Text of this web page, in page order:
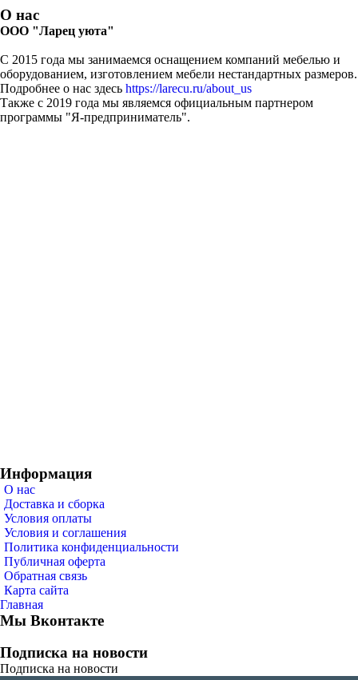
О нас
ООО "Ларец уюта"
С 2015 года мы занимаемся оснащением компаний мебелью и
оборудованием, изготовлением мебели нестандартных размеров.
Подробнее о нас здесь https://larecu.ru/about_us
Также с 2019 года мы являемся официальным партнером
программы "Я-предприниматель".
Информация
О нас
Доставка и сборка
Условия оплаты
Условия и соглашения
Политика конфиденциальности
Публичная оферта
Обратная связь
Карта сайта
Главная
Мы Вконтакте
Подписка на новости
Подписка на новости